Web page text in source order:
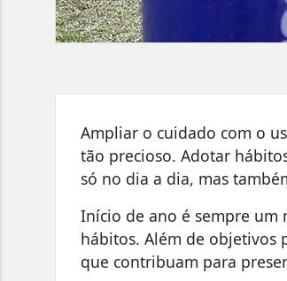
Ampliar o cuidado com o
tão precioso. Adotar
só no dia a dia, mas
Início de ano é sempre um
hábitos. Além de objetivos
que contribuam para